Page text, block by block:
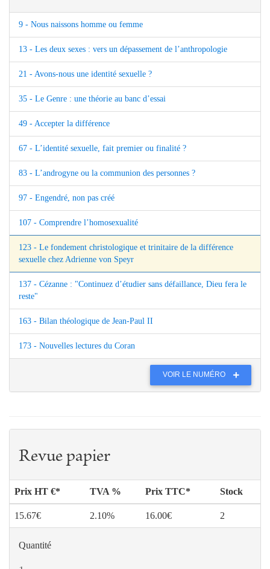
9 - Nous naissons homme ou femme
13 - Les deux sexes : vers un dépassement de l’anthropologie
21 - Avons-nous une identité sexuelle ?
35 - Le Genre : une théorie au banc d’essai
49 - Accepter la différence
67 - L’identité sexuelle, fait premier ou finalité ?
83 - L’androgyne ou la communion des personnes ?
97 - Engendré, non pas créé
107 - Comprendre l’homosexualité
123 - Le fondement christologique et trinitaire de la différence
sexuelle chez Adrienne von Speyr
137 - Cézanne : "Continuez d’étudier sans défaillance, Dieu fera le
reste"
163 - Bilan théologique de Jean-Paul II
173 - Nouvelles lectures du Coran
VOIR LE NUMÉRO
Revue papier
Prix HT €* TVA % Prix TTC* Stock
15.67€ 2.10% 16.00€ 2
Quantité